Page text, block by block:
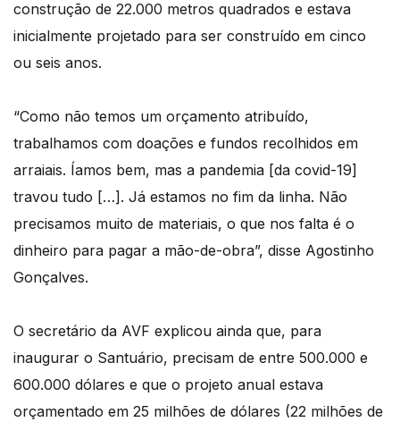
construção de 22.000 metros quadrados e estava
inicialmente projetado para ser construído em cinco
ou seis anos.
“Como não temos um orçamento atribuído,
trabalhamos com doações e fundos recolhidos em
arraiais. Íamos bem, mas a pandemia [da covid-19]
travou tudo […]. Já estamos no fim da linha. Não
precisamos muito de materiais, o que nos falta é o
dinheiro para pagar a mão-de-obra”, disse Agostinho
Gonçalves.
O secretário da AVF explicou ainda que, para
inaugurar o Santuário, precisam de entre 500.000 e
600.000 dólares e que o projeto anual estava
orçamentado em 25 milhões de dólares (22 milhões de